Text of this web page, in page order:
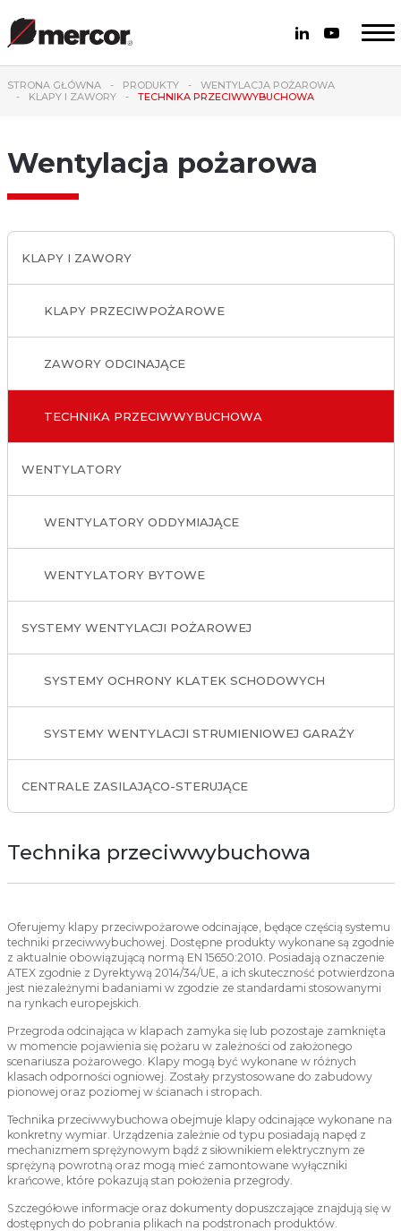
STRONA GŁÓWNA PRODUKTY
WENTYLACJA POŻAROWA
KLAPY I ZAWORY
TECHNIKA PRZECIWWYBUCHOWA
Wentylacja pożarowa
KLAPY I ZAWORY
KLAPY PRZECIWPOŻAROWE
ZAWORY ODCINAJĄCE
TECHNIKA PRZECIWWYBUCHOWA
WENTYLATORY
WENTYLATORY ODDYMIAJĄCE
WENTYLATORY BYTOWE
SYSTEMY WENTYLACJI POŻAROWEJ
SYSTEMY OCHRONY KLATEK SCHODOWYCH
SYSTEMY WENTYLACJI STRUMIENIOWEJ GARAŻY
CENTRALE ZASILAJĄCO-STERUJĄCE
Technika przeciwwybuchowa
Oferujemy klapy przeciwpożarowe odcinające, będące częścią systemu
techniki przeciwwybuchowej. Dostępne produkty wykonane są zgodnie
z aktualnie obowiązującą normą EN 15650:2010. Posiadają oznaczenie
ATEX zgodnie z Dyrektywą 2014/34/UE, a ich skuteczność potwierdzona
jest niezależnymi badaniami w zgodzie ze standardami stosowanymi
na rynkach europejskich.
Przegroda odcinająca w klapach zamyka się lub pozostaje zamknięta
w momencie pojawienia się pożaru w zależności od założonego
scenariusza pożarowego. Klapy mogą być wykonane w różnych
klasach odporności ogniowej. Zostały przystosowane do zabudowy
pionowej oraz poziomej w ścianach i stropach.
Technika przeciwwybuchowa obejmuje klapy odcinające wykonane na
konkretny wymiar. Urządzenia zależnie od typu posiadają napęd z
mechanizmem sprężynowym bądź z siłownikiem elektrycznym ze
sprężyną powrotną oraz mogą mieć zamontowane wyłączniki
krańcowe, które pokazują stan położenia przegrody.
Szczegółowe informacje oraz dokumenty dopuszczające znajdują się w
dostępnych do pobrania plikach na podstronach produktów.